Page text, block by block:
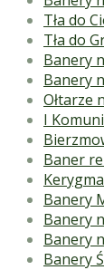
Tła do
Tła do
Banery
Banery
Ołtarze
I
Baner
Banery
Banery
Banery
Banery